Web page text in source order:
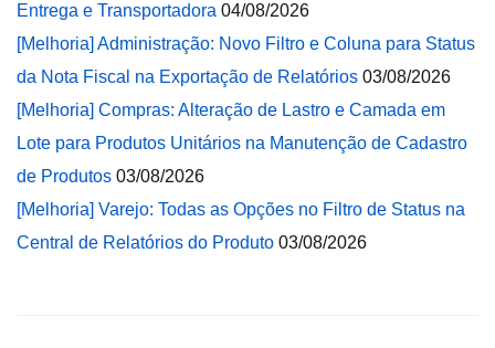
Entrega e Transportadora 04/08/2026
[Melhoria] Administração: Novo Filtro e Coluna para Status
da Nota Fiscal na Exportação de Relatórios 03/08/2026
[Melhoria] Compras: Alteração de Lastro e Camada em
Lote para Produtos Unitários na Manutenção de Cadastro
de Produtos 03/08/2026
[Melhoria] Varejo: Todas as Opções no Filtro de Status na
Central de Relatórios do Produto 03/08/2026